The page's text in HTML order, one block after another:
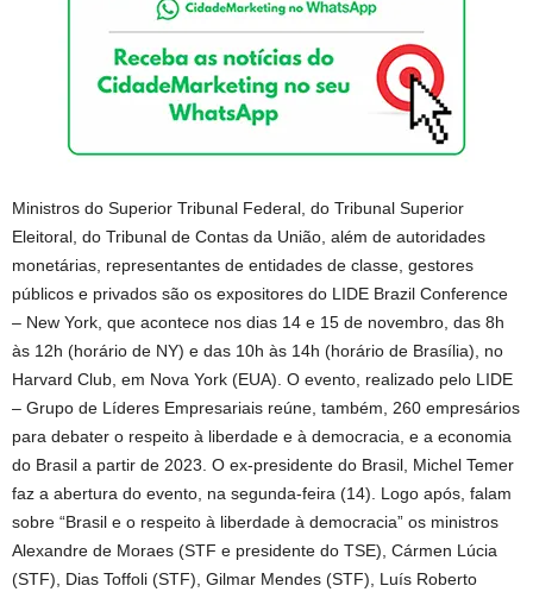
Ministros do Superior Tribunal Federal, do Tribunal Superior
Eleitoral, do Tribunal de Contas da União, além de autoridades
monetárias, representantes de entidades de classe, gestores
públicos e privados são os expositores do LIDE Brazil Conference
– New York, que acontece nos dias 14 e 15 de novembro, das 8h
às 12h (horário de NY) e das 10h às 14h (horário de Brasília), no
Harvard Club, em Nova York (EUA). O evento, realizado pelo LIDE
– Grupo de Líderes Empresariais reúne, também, 260 empresários
para debater o respeito à liberdade e à democracia, e a economia
do Brasil a partir de 2023. O ex-presidente do Brasil, Michel Temer
faz a abertura do evento, na segunda-feira (14). Logo após, falam
sobre “Brasil e o respeito à liberdade à democracia” os ministros
Alexandre de Moraes (STF e presidente do TSE), Cármen Lúcia
(STF), Dias Toffoli (STF), Gilmar Mendes (STF), Luís Roberto